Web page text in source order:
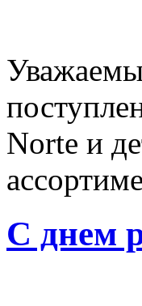
Norte и
С днем